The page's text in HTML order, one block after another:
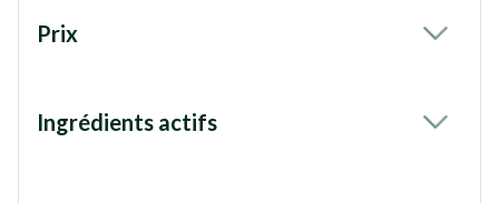
Prix
Ingrédients actifs